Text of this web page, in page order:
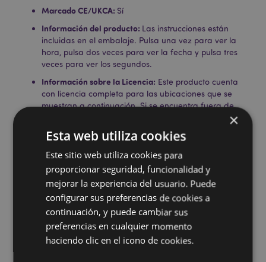
Marcado CE/UKCA: Sí
Información del producto: Las instrucciones están
incluidas en el embalaje. Pulsa una vez para ver la
hora, pulsa dos veces para ver la fecha y pulsa tres
veces para ver los segundos.
Información sobre la Licencia: Este producto cuenta
con licencia completa para las ubicaciones que se
muestran a continuación. Si se encuentra fuera de
estas áreas, no intente comprar este producto; de
hacerlo, el producto será eliminado de su pedido. Si
necesita más información, póngase en contacto con
nuestro equipo de atención al cliente.
Territorios con licencia:
Islas Åland, Albania, Austria,
Azores (Portugal), Islas Baleares (España), Bélgica,
Bermudas, Bosnia y Herzegovina, Bulgaria, Islas
Canarias (España), Ceuta y Melilla, Córcega (Francia),
Croacia, Chipre, República Checa, Dinamarca,
Estonia, Finlandia (continental), Francia (continental),
Guayana Francesa, Alemania, Gibraltar, Grecia,
Guadalupe, Guernsey (Islas del Canal), Santa Sede
×
Esta web utiliza cookies
Este sitio web utiliza cookies para
proporcionar seguridad, funcionalidad y
mejorar la experiencia del usuario. Puede
configurar sus preferencias de cookies a
continuación, y puede cambiar sus
preferencias en cualquier momento
haciendo clic en el icono de cookies.